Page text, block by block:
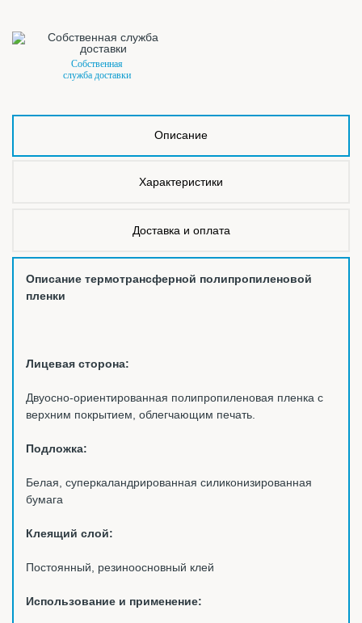
Собственная
служба доставки
Описание
Характеристики
Доставка и оплата
Описание термотрансферной полипропиленовой
пленки
Лицевая сторона:
Двуосно-ориентированная полипропиленовая пленка с
верхним покрытием, облегчающим печать.
Подложка:
Белая, суперкаландрированная силиконизированная
бумага
Клеящий слой:
Постоянный, резиноосновный клей
Использование и применение: